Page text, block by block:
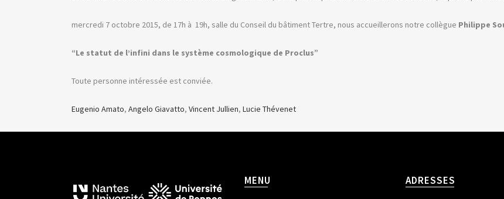
mercredi 7 octobre 2015, de 17h à 19h, salle du Conseil du bâtiment Tertre, nous accueillerons notre collègue Philippe
“Le statut de l’infini dans le système cosmologique de Proclus”
Toute personne intéressée est conviée.
Eugenio Amato, Angelo Giavatto, Vincent Jullien, Lucie Thévenet
MENU ADRESSES